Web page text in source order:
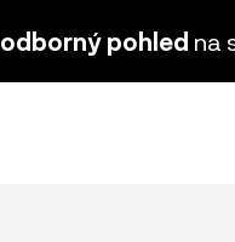
odborný pohled na